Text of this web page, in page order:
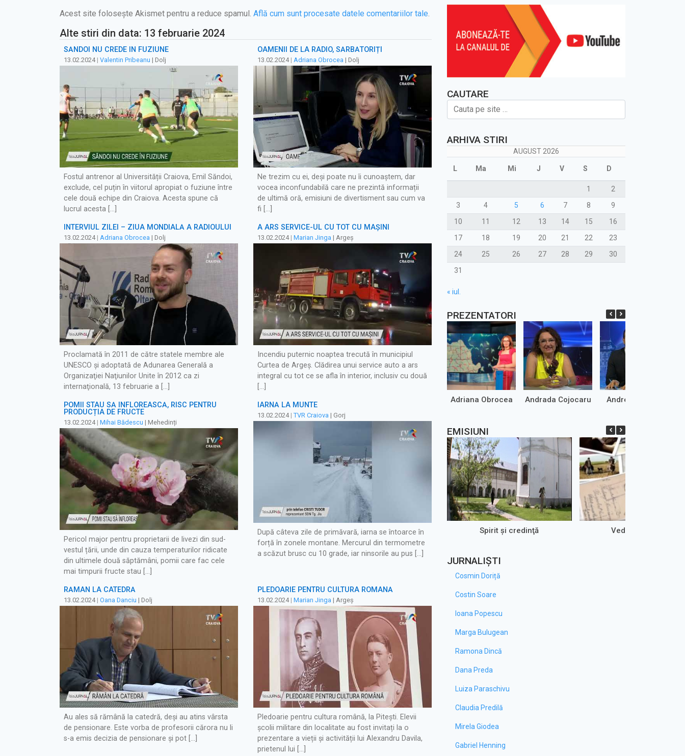
Acest site folosește Akismet pentru a reduce spamul. Află cum sunt procesate datele comentariilor tale.
Alte stiri din data: 13 februarie 2024
SĂNDOI NU CREDE ÎN FUZIUNE
13.02.2024| Valentin Pribeanu | Dolj
Fostul antrenor al Universității Craiova, Emil Săndoi,
exclude, cel puțin în viitorul apropiat o fuziune între
cele două echipe din Craiova. Acesta spune că
lucrul acesta […]
OAMENII DE LA RADIO, SĂRBĂTORIȚI
13.02.2024| Adriana Obrocea | Dolj
Ne trezim cu ei, deși poate nu îi cunoaștem, dar
vocea inconfundabilă care ne prezintă informații
de ultimă oră, emisiuni de divertisment sau cum va
fi […]
INTERVIUL ZILEI – ZIUA MONDIALĂ A RADIOULUI
13.02.2024| Adriana Obrocea | Dolj
Proclamată în 2011 de către statele membre ale
UNESCO şi adoptată de Adunarea Generală a
Organizaţiei Naţiunilor Unite în 2012 ca zi
internaţională, 13 februarie a […]
A ARS SERVICE-UL CU TOT CU MAȘINI
13.02.2024| Marian Jinga | Argeș
Incendiu puternic noaptea trecută în municipiul
Curtea de Argeș. Clădirea unui service auto a ars
integral cu tot ce se afla în interior, inclusiv cu două
[…]
POMII STAU SĂ ÎNFLOREASCĂ, RISC PENTRU
PRODUCȚIA DE FRUCTE
13.02.2024| Mihai Bădescu | Mehedinți
Pericol major pentru proprietarii de livezi din sud-
vestul țării, unde din cauza temperaturilor ridicate
din ultimele două săptămâni, pomii care fac cele
mai timpurii fructe stau […]
IARNĂ LA MUNTE
13.02.2024| TVR Craiova | Gorj
După câteva zile de primăvară, iarna se întoarce în
forță în zonele montane. Mercurul din termometre
a scăzut brusc cu 10 grade, iar ninsorile au pus […]
RĂMÂN LA CATEDRĂ
13.02.2024| Oana Danciu | Dolj
Au ales să rămână la catedră, deşi au atins vârsta
de pensionare. Este vorba de profesorii cărora nu li
s-a emis decizia de pensionare şi pot […]
PLEDOARIE PENTRU CULTURA ROMÂNĂ
13.02.2024| Marian Jinga | Argeș
Pledoarie pentru cultura română, la Pitești. Elevii
școlii militare din localitate au fost invitați la o
prezentare a vieții și activității lui Alexandru Davila,
prietenul lui […]
CAUTARE
ARHIVA STIRI
AUGUST 2026
L Ma Mi J V S D
1
2
3
4 5 6 7 8
9
10
11 12 13 14 15
16
17
18 19 20 21 22
23
24
25 26 27 28 29
30
31
« iul.
PREZENTATORI
Adriana Obrocea Andrada Cojocaru Andrei Marinaș
EMISIUNI
Spirit şi credinţă Vedere cu Olteni
JURNALIȘTI
Cosmin Doriță
Costin Soare
Ioana Popescu
Marga Bulugean
Ramona Dincă
Dana Preda
Luiza Paraschivu
Claudia Predilă
Mirela Giodea
Gabriel Henning